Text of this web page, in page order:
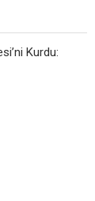
Kurdu: